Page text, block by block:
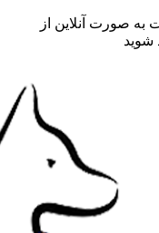
به صورت آنلاین از
شوید